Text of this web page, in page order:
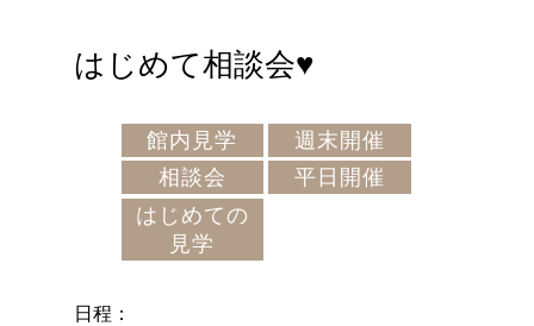
はじめて相談会♥
館内見学
週末開催
相談会
平日開催
はじめての
見学
日程